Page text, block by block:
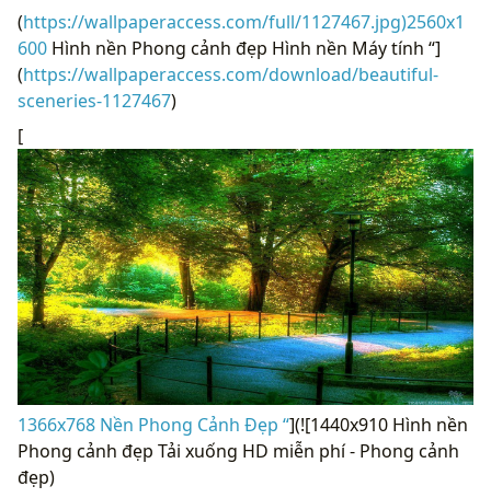
(https://wallpaperaccess.com/full/1127467.jpg)2560x1
600 Hình nền Phong cảnh đẹp Hình nền Máy tính “]
(https://wallpaperaccess.com/download/beautiful-
sceneries-1127467)
[
1366x768 Nền Phong Cảnh Đẹp “](![1440x910 Hình nền
Phong cảnh đẹp Tải xuống HD miễn phí - Phong cảnh
đẹp)